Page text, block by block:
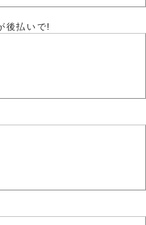
後払いで!